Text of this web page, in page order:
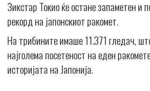
Зикстар Токио ќе остане запаметен и
рекорд на јапонскиот ракомет.
На трибините имаше 11.371 гледач,
најголема посетеност на еден
историјата на Јапонија.